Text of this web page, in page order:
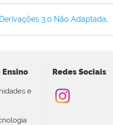
3.0 Não Adaptada.
e
Redes Sociais